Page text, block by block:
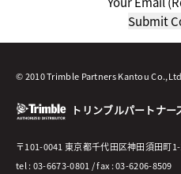
© 2010 Trimble Partners Kantou
トリンブルパートナー
〒101-0041 東京都千代田区神田須田町
tel : 03-6673-0801 / fax : 03-6206-8509